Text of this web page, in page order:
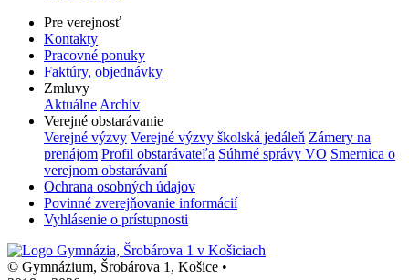
Pre verejnosť
Kontakty
Pracovné ponuky
Faktúry, objednávky
Zmluvy
Aktuálne Archív
Verejné obstarávanie
Verejné výzvy Verejné výzvy školská jedáleň Zámery na
prenájom Profil obstarávateľa Súhrné správy VO Smernica o
verejnom obstarávaní
Ochrana osobných údajov
Povinné zverejňovanie informácií
Vyhlásenie o prístupnosti
© Gymnázium, Šrobárova 1, Košice •